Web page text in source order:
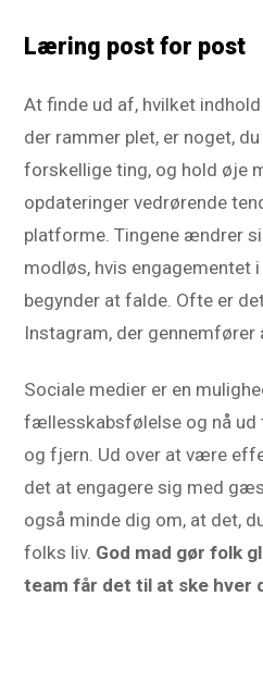
Læring post for post
At finde ud af, hvilket
der rammer plet, er noget,
forskellige ting, og hold øje
opdateringer vedrørende
platforme. Tingene ændrer
modløs, hvis engagementet
begynder at falde. Ofte er
Instagram, der gennemfører
Sociale medier er en
fællesskabsfølelse og nå
og fjern. Ud over at være
det at engagere sig med
også minde dig om, at det,
folks liv. God mad gør folk
team får det til at ske hver